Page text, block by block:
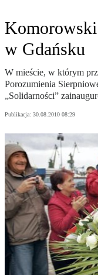
Komorowski
w Gdańsku
W mieście, w którym
Porozumienia
„Solidarności”
Publikacja: 30.08.2010 08:29